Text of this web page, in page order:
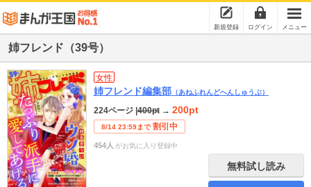
新規登録 ログイン メニュー
姉フレンド（39号）
女性
姉フレンド編集部 （あねふれんどへんしゅうぶ）
224ページ 400pt → 200pt
8/14 23:59まで 割引中
454人 がお気に入り登録中
無料試し読み